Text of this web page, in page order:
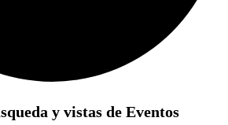
y vistas de Eventos